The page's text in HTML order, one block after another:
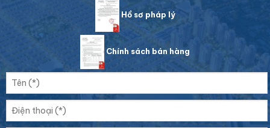
Hồ sơ pháp lý
Chính sách bán hàng